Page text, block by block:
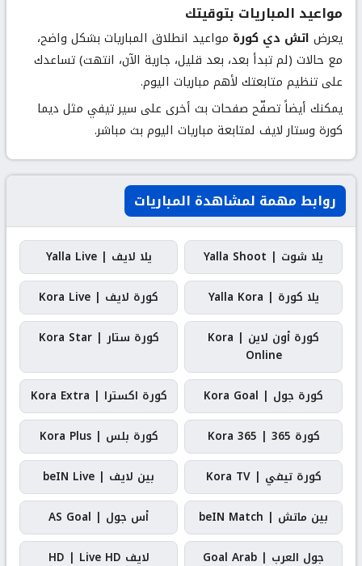
مواعيد المباريات بتوقيتك
يعرض اتش دي كورة مواعيد انطلاق المباريات بشكل واضح،
مع حالات (لم تبدأ بعد، بعد قليل، جارية الآن، انتهت) تساعدك
على تنظيم متابعتك لأهم مباريات اليوم.
يمكنك أيضاً تصفّح صفحات بث أخرى على سير تيفي مثل ديما
كورة وستار لايف لمتابعة مباريات اليوم بث مباشر.
روابط مهمة لمشاهدة المباريات
يلا شوت | Yalla Shoot
يلا لايف | Yalla Live
يلا كورة | Yalla Kora
كورة لايف | Kora Live
كورة أون لاين | Kora
Online
كورة ستار | Kora Star
كورة جول | Kora Goal
كورة اكسترا | Kora Extra
كورة 365 | Kora 365
كورة بلس | Kora Plus
كورة تيفي | Kora TV
بين لايف | beIN Live
بين ماتش | beIN Match
أس جول | AS Goal
جول العرب | Goal Arab
لايف HD | Live HD